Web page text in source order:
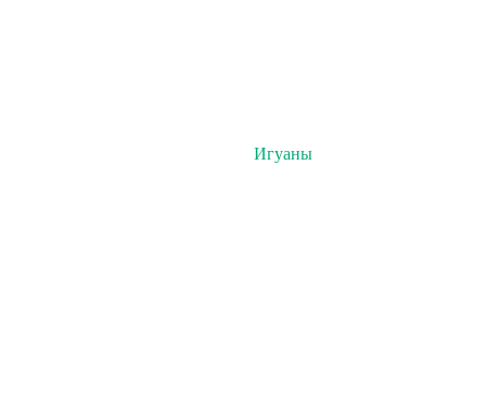
Игуаны